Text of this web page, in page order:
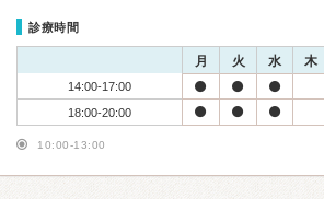
診療時間
月 火 水 木
14:00-17:00
18:00-20:00
10:00-13:00